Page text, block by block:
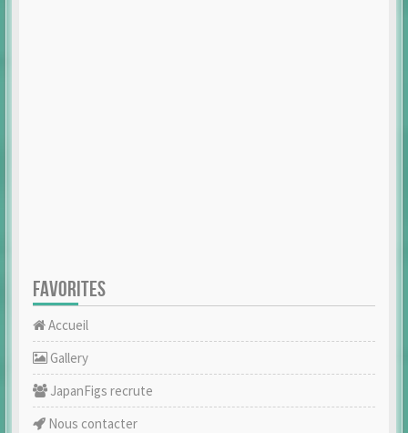
FAVORITES
Accueil
Gallery
JapanFigs recrute
Nous contacter